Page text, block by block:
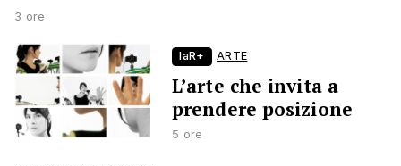
3 ore
laR+ ARTE
L’arte che invita a
prendere posizione
5 ore